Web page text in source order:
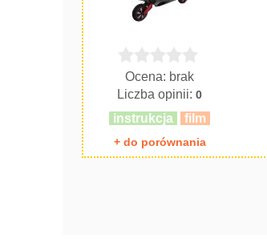
Ocena: brak
Liczba opinii:0
instrukcja film
+ do porównania